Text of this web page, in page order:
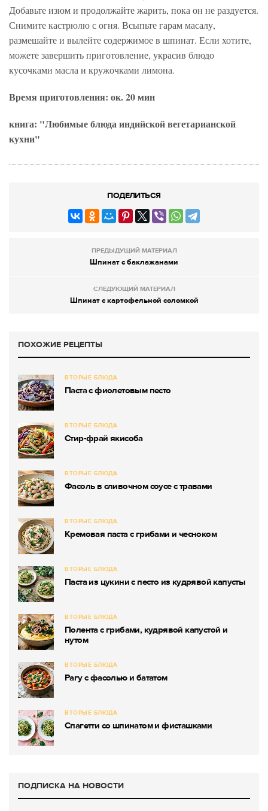
Добавьте изюм и продолжайте жарить, пока он не раздуется.
Снимите кастрюлю с огня. Всыпьте гарам масалу,
размешайте и вылейте содержимое в шпинат. Если хотите,
можете завершить приготовление, украсив блюдо
кусочками масла и кружочками лимона.
Время приготовления: ок. 20 мин
книга: "Любимые блюда индийской вегетарианской
кухни"
ПОДЕЛИТЬСЯ
ПРЕДЫДУЩИЙ МАТЕРИАЛ
Шпинат с баклажанами
СЛЕДУЮЩИЙ МАТЕРИАЛ
Шпинат с картофельной соломкой
ПОХОЖИЕ РЕЦЕПТЫ
ВТОРЫЕ БЛЮДА
Паста с фиолетовым песто
ВТОРЫЕ БЛЮДА
Стир-фрай якисоба
ВТОРЫЕ БЛЮДА
Фасоль в сливочном соусе с травами
ВТОРЫЕ БЛЮДА
Кремовая паста с грибами и чесноком
ВТОРЫЕ БЛЮДА
Паста из цукини с песто из кудрявой капусты
ВТОРЫЕ БЛЮДА
Полента с грибами, кудрявой капустой и
нутом
ВТОРЫЕ БЛЮДА
Рагу с фасолью и бататом
ВТОРЫЕ БЛЮДА
Спагетти со шпинатом и фисташками
ПОДПИСКА НА НОВОСТИ